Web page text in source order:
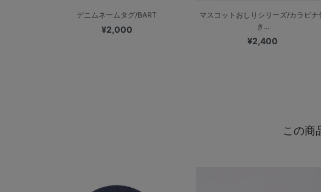
デニムネームタグ/BART
¥2,000
マスコットおしりシリーズ/カラビナ
き...
¥2,400
この商